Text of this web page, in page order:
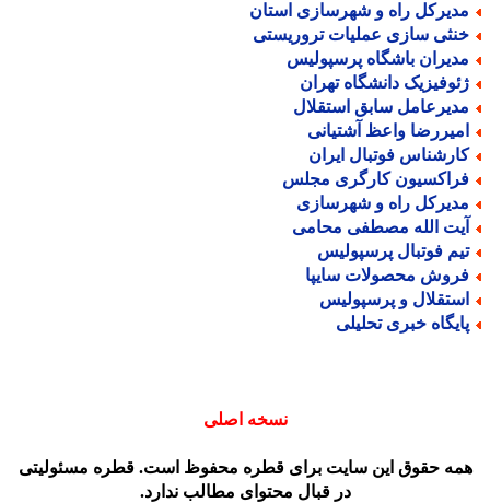
راه و شهرسازی استان
سازی عملیات تروریستی
باشگاه پرسپولیس
دانشگاه تهران
سابق استقلال
واعظ آشتیانی
فوتبال ایران
کارگری مجلس
راه و شهرسازی
الله مصطفی محامی
فوتبال پرسپولیس
محصولات سایپا
و پرسپولیس
خبری تحلیلی
نسخه اصلی
حقوق این سایت برای قطره محفوظ است. قطره مسئولیتی
در قبال محتوای مطالب ندارد.